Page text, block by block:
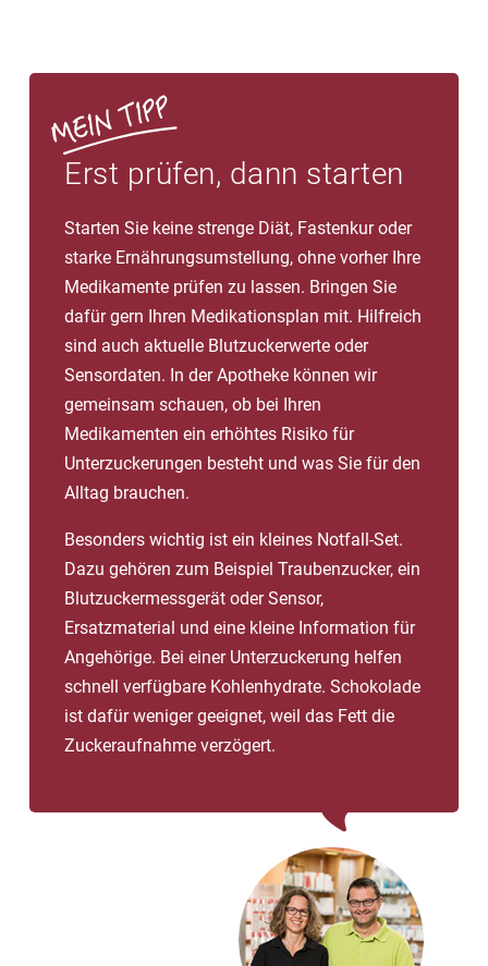
Erst prüfen, dann starten
Starten Sie keine strenge Diät, Fastenkur oder
starke Ernährungsumstellung, ohne vorher Ihre
Medikamente prüfen zu lassen. Bringen Sie
dafür gern Ihren Medikationsplan mit. Hilfreich
sind auch aktuelle Blutzuckerwerte oder
Sensordaten. In der Apotheke können wir
gemeinsam schauen, ob bei Ihren
Medikamenten ein erhöhtes Risiko für
Unterzuckerungen besteht und was Sie für den
Alltag brauchen.
Besonders wichtig ist ein kleines Notfall-Set.
Dazu gehören zum Beispiel Traubenzucker, ein
Blutzuckermessgerät oder Sensor,
Ersatzmaterial und eine kleine Information für
Angehörige. Bei einer Unterzuckerung helfen
schnell verfügbare Kohlenhydrate. Schokolade
ist dafür weniger geeignet, weil das Fett die
Zuckeraufnahme verzögert.